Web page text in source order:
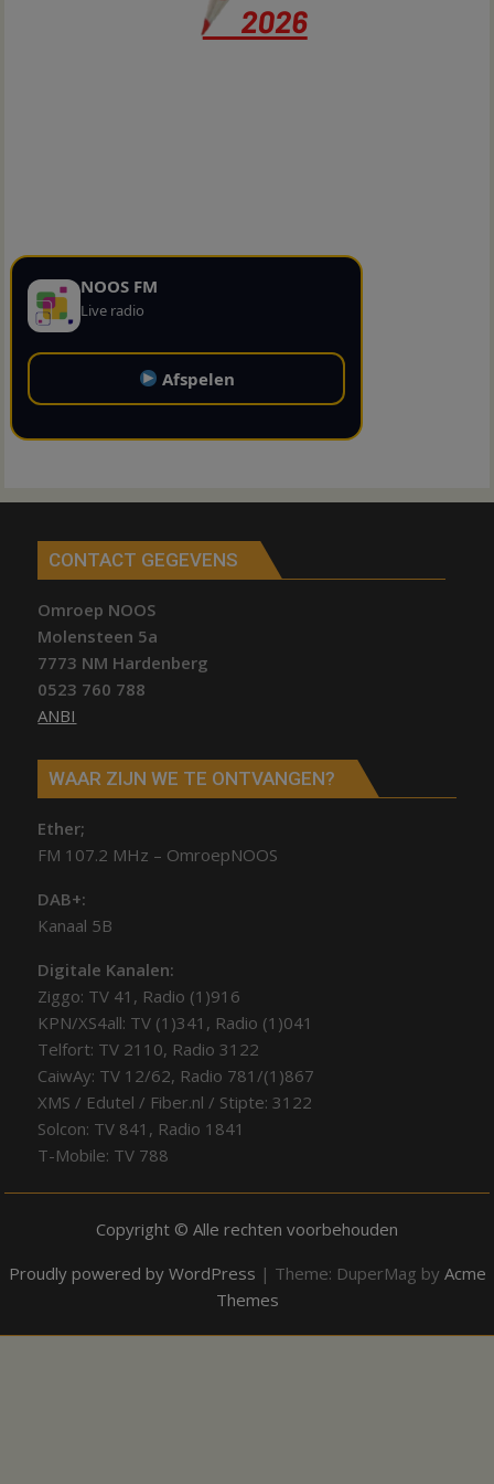
NOOS FM
Live radio
Afspelen
CONTACT GEGEVENS
Omroep NOOS
Molensteen 5a
7773 NM Hardenberg
0523 760 788
ANBI
WAAR ZIJN WE TE ONTVANGEN?
Ether;
FM 107.2 MHz – OmroepNOOS
DAB+:
Kanaal 5B
Digitale Kanalen:
Ziggo: TV 41, Radio (1)916
KPN/XS4all: TV (1)341, Radio (1)041
Telfort: TV 2110, Radio 3122
CaiwAy: TV 12/62, Radio 781/(1)867
XMS / Edutel / Fiber.nl / Stipte: 3122
Solcon: TV 841, Radio 1841
T-Mobile: TV 788
Copyright © Alle rechten voorbehouden
Proudly powered by WordPress | Theme: DuperMag by Acme
Themes